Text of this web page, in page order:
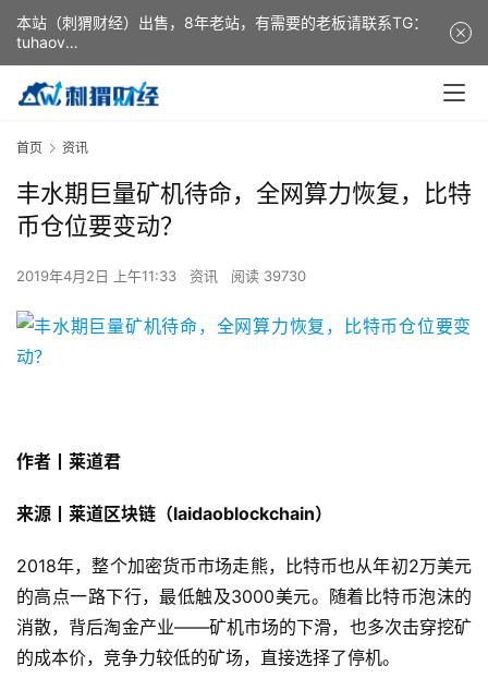
首页 资讯
丰水期巨量矿机待命，全网算力恢复，比特
币仓位要变动？
2019年4月2日 上午11:33 资讯 阅读 39730
作者丨莱道君
来源丨莱道区块链（laidaoblockchain）
2018年，整个加密货币市场走熊，比特币也从年初2万美元
的高点一路下行，最低触及3000美元。随着比特币泡沫的
消散，背后淘金产业——矿机市场的下滑，也多次击穿挖矿
的成本价，竞争力较低的矿场，直接选择了停机。
本站（刺猬财经）出售，8年老站，有需要的老板请联系TG：
tuhaov
This website (ciweicaijing) is for sale. It is a 8-year-old
website. If you need it, please contact TG: tuhaov